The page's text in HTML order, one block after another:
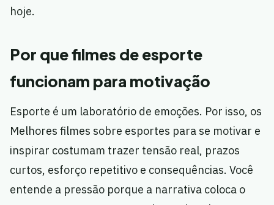
hoje.
Por que filmes de esporte
funcionam para motivação
Esporte é um laboratório de emoções. Por isso, os
Melhores filmes sobre esportes para se motivar e
inspirar costumam trazer tensão real, prazos
curtos, esforço repetitivo e consequências. Você
entende a pressão porque a narrativa coloca o